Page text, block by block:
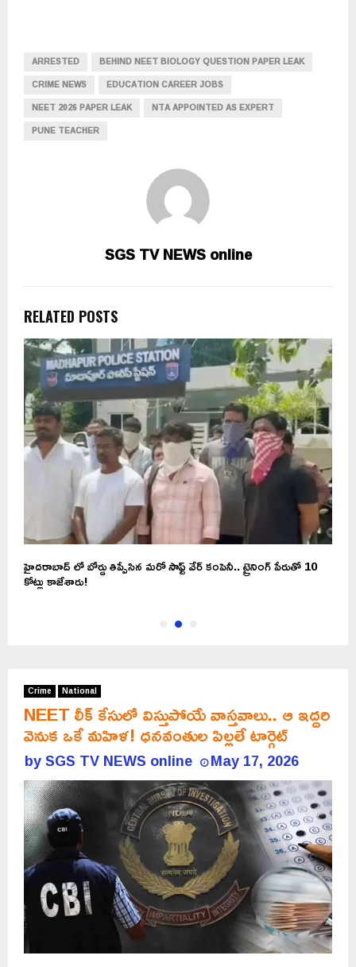
ARRESTED
BEHIND NEET BIOLOGY QUESTION PAPER LEAK
CRIME NEWS
EDUCATION CAREER JOBS
NEET 2026 PAPER LEAK
NTA APPOINTED AS EXPERT
PUNE TEACHER
SGS TV NEWS online
RELATED POSTS
హైదరాబాద్ లో బోర్డు తిప్పేసిన మరో సాఫ్ట్ వేర్ కంపెనీ.. ట్రైనింగ్ పేరుతో 10
కోట్లు కాజేశారు!
Crime National
NEET లీక్ కేసులో విస్తుపోయే వాస్తవాలు.. ఆ ఇద్దరి
వెనుక ఒకే మహిళ! ధనవంతుల పిల్లలే టార్గెట్‌
bySGS TV NEWS online May 17, 2026